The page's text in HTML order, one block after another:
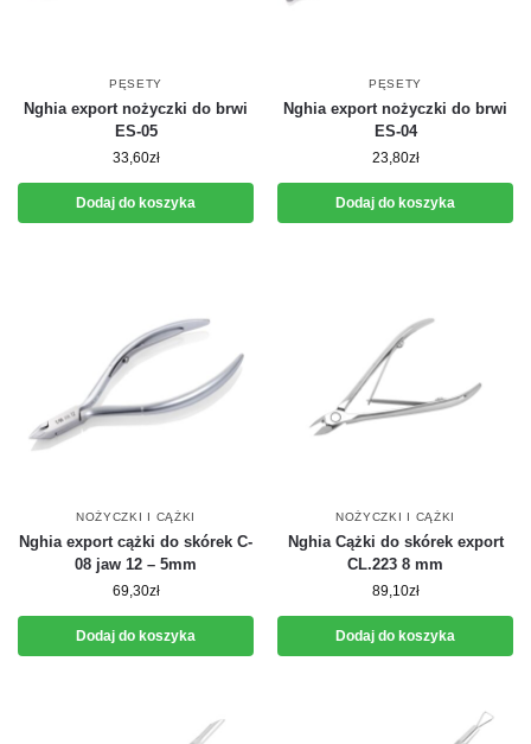
PĘSETY
Nghia export nożyczki do brwi
ES-05
33,60zł
Dodaj do koszyka
PĘSETY
Nghia export nożyczki do brwi
ES-04
23,80zł
Dodaj do koszyka
NOŻYCZKI I CĄŻKI
Nghia export cążki do skórek C-
08 jaw 12 – 5mm
69,30zł
Dodaj do koszyka
NOŻYCZKI I CĄŻKI
Nghia Cążki do skórek export
CL.223 8 mm
89,10zł
Dodaj do koszyka